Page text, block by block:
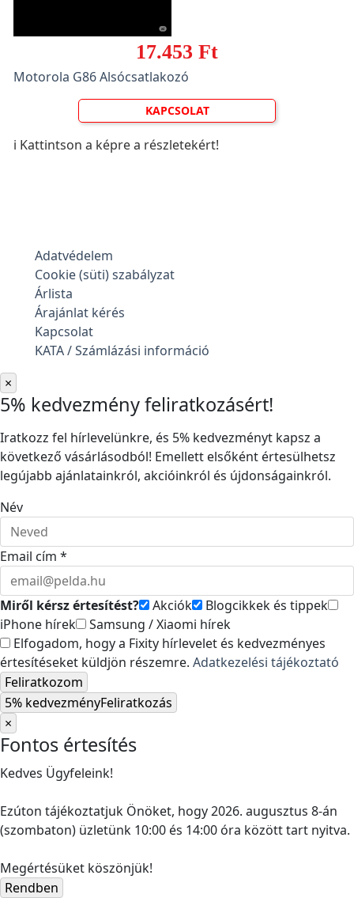
17.453 Ft
Motorola G86 Alsócsatlakozó
KAPCSOLAT
ℹ️ Kattintson a képre a részletekért!
Adatvédelem
Cookie (süti) szabályzat
Árlista
Árajánlat kérés
Kapcsolat
KATA / Számlázási információ
×
5% kedvezmény feliratkozásért!
Iratkozz fel hírlevelünkre, és 5% kedvezményt kapsz a
következő vásárlásodból! Emellett elsőként értesülhetsz
legújabb ajánlatainkról, akcióinkról és újdonságainkról.
Név
Email cím *
Miről kérsz értesítést? Akciók
Blogcikkek és tippek
iPhone hírek
Samsung / Xiaomi hírek
Elfogadom, hogy a Fixity hírlevelet és kedvezményes
értesítéseket küldjön részemre. Adatkezelési tájékoztató
Feliratkozom
5% kedvezményFeliratkozás
×
Fontos értesítés
Kedves Ügyfeleink!
Ezúton tájékoztatjuk Önöket, hogy 2026. augusztus 8-án
(szombaton) üzletünk 10:00 és 14:00 óra között tart nyitva.
Megértésüket köszönjük!
Rendben